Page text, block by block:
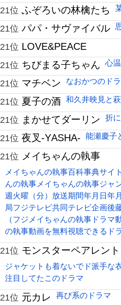
21位 ふぞろいの林檎たち
21位 パパ・サヴァイバル
21位 LOVE&PEACE
21位 ちびまる子ちゃん 心
21位 マチベン なおかつのド
21位 夏子の酒 和久井映見と
21位 まかせてダーリン 折
21位 夜叉-YASHA- 能瀬慶子
21位 メイちゃんの執事
メイちゃんの執事百科事典サイ
んの執事メイちゃんの執事ジャ
週火曜（分）放送期間年月日年
局フジテレビ共同テレビ企画後
（フジメイちゃんの執事ドラマ
の執事動画を無料視聴できるド
21位 モンスターペアレント
ジャケットも着ないでド派手な
注目してたこのドラマ
21位 元カレ 再び系のドラマ